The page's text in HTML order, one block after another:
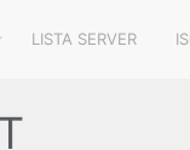
LISTA SERVER